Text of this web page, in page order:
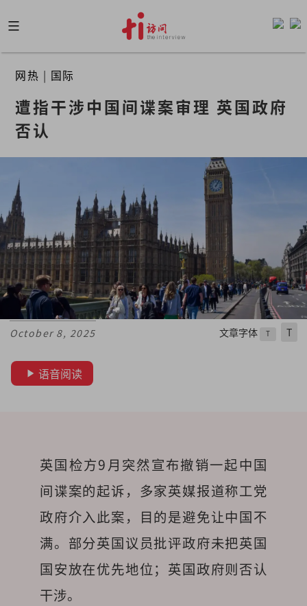
to
content
网热 | 国际
遭指干涉中国间谍案审理 英国政府
否认
October 8, 2025 文章字体 T T
语音阅读
英国检方9月突然宣布撤销一起中国
间谍案的起诉，多家英媒报道称工党
政府介入此案，目的是避免让中国不
满。部分英国议员批评政府未把英国
国安放在优先地位；英国政府则否认
干涉。